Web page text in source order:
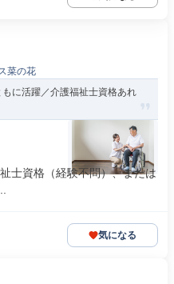
菜の花
に活躍／介護福祉士資格あれ
士資格（経験不問）、または
気になる